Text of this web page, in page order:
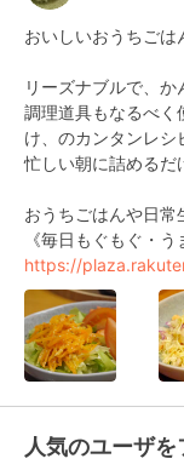
おいしいおうちごは
リーズナブルで、
調理道具もなるべく
け、のカンタンレシ
忙しい朝に詰めるだ
おうちごはんや日常
《毎日もぐもぐ・う
https://
人気のユーザを